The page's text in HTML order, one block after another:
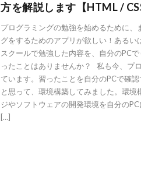
方を解説します【HTML /
プログラミングの勉強を始めるために、
グをするためのアプリが欲しい！あるい
スクールで勉強した内容を、自分のPC
ったことはありませんか？ 私も今、プ
ています。習ったことを自分のPCで確
と思って、環境構築してみました。環境
ジやソフトウェアの開発環境を自分の
[…]